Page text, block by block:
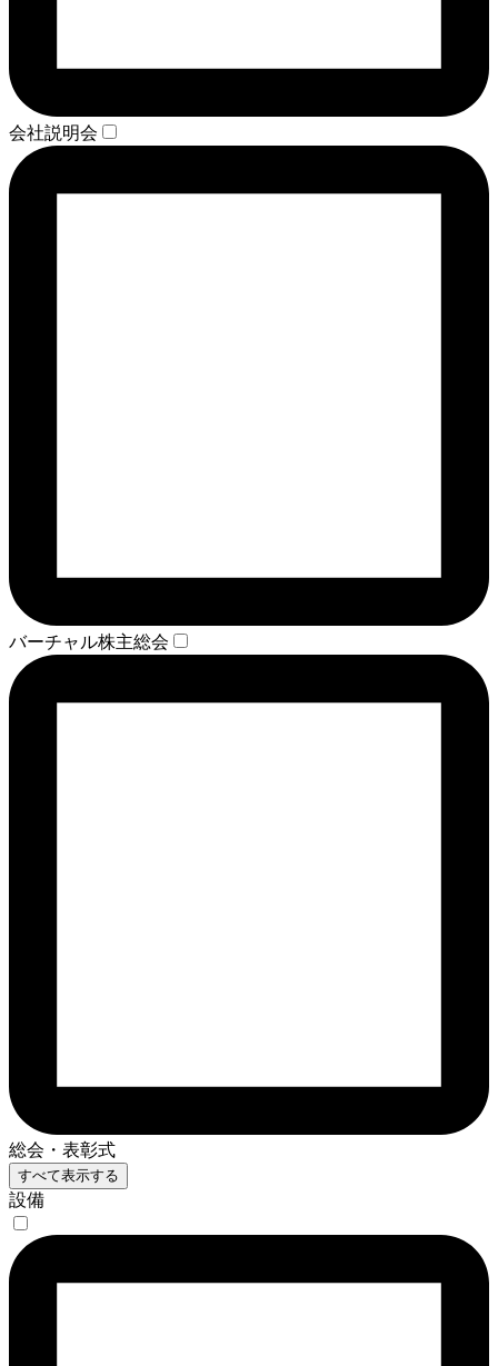
会社説明会
バーチャル株主総会
総会・表彰式
すべて表示する
設備